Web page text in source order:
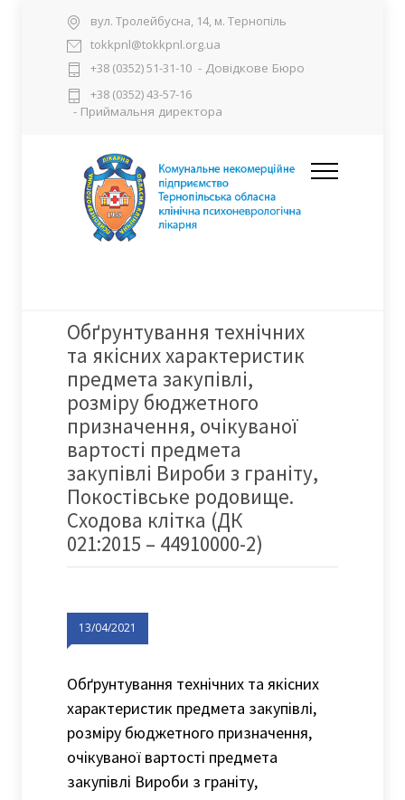
вул. Тролейбусна, 14, м. Тернопіль
tokkpnl@tokkpnl.org.ua
+38 (0352) 51-31-10 - Довідкове Бюро
+38 (0352) 43-57-16
- Приймальня директора
Обґрунтування технічних
та якісних характеристик
предмета закупівлі,
розміру бюджетного
призначення, очікуваної
вартості предмета
закупівлі Вироби з граніту,
Покостівське родовище.
Сходова клітка (ДК
021:2015 – 44910000-2)
13/04/2021
Обґрунтування технічних та якісних
характеристик предмета закупівлі,
розміру бюджетного призначення,
очікуваної вартості предмета
закупівлі Вироби з граніту,